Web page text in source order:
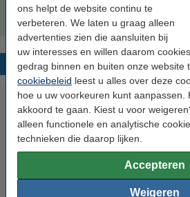
ons helpt de website continu te
verbeteren. We laten u graag alleen
advertenties zien die aansluiten bij
uw interesses en willen daarom
gedrag binnen en buiten onze website
cookiebeleid leest u alles over deze
hoe u uw voorkeuren kunt aanpassen.
akkoord te gaan. Kiest u voor
alleen functionele en analytische
technieken die daarop lijken.
Accepteren
Weigeren
€ 14,50
Populaire
Canon CL-41 inktcartridge kleur